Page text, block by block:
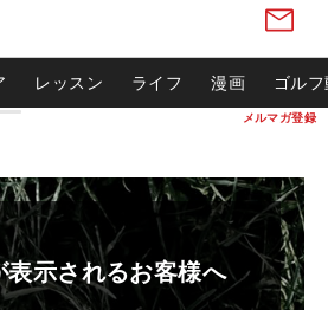
メルマガ登録
レッスン ライフ 漫画 ゴル
表示されるお客様へ